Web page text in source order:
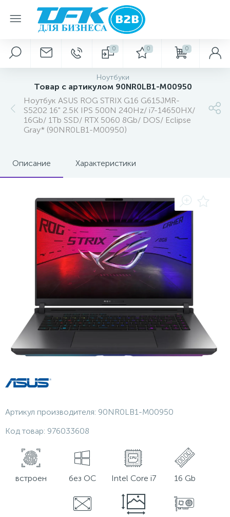
0 0 0
Ноутбуки
Товар с артикулом 90NR0LB1-M00950
Ноутбук ASUS ROG STRIX G16 G615JMR-
S5202 16" 2.5K IPS 500N 240Hz/ i7-14650HX/
16Gb/ 1Tb SSD/ RTX 5060 8Gb/ DOS/ Eclipse
Gray* (90NR0LB1-M00950)
Описание Характеристики
Артикул производителя: 90NR0LB1-M00950
Код товар: 976033608
встроен без ОС Intel Core i7 16 Gb